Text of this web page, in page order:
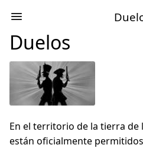
Duelos
En el territorio de la tierra de
están oficialmente